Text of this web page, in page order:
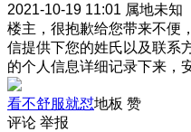
2021-10-19 11:01 属地未知
楼主，很抱歉给您带来不便
信提供下您的姓氏以及联系
的个人信息详细记录下来，
看不舒服就怼地板 赞
评论 举报